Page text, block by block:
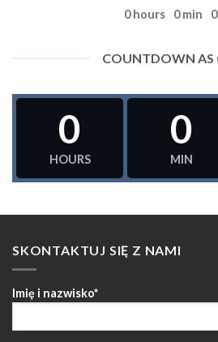
0 hours 0 min 0
COUNTDOWN AS
0
HOURS
0
MIN
SKONTAKTUJ SIĘ Z NAMI
Imię i nazwisko*